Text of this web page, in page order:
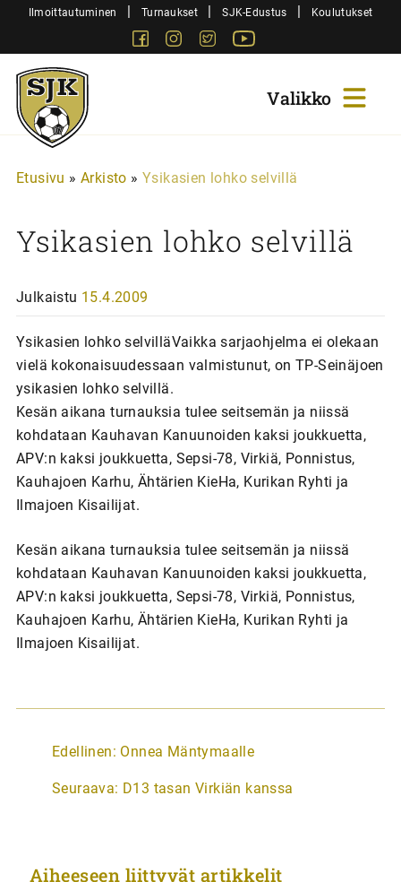
SiirryIlmoittautuminen | Turnaukset | SJK-Edustus | Koulutukset
FacebookInstagram
Twitter
Sjk-
Juniorit
Etusivu » Arkisto » Ysikasien lohko selvillä
Ysikasien lohko selvillä
Julkaistu 15.4.2009
Ysikasien lohko selvilläVaikka sarjaohjelma ei olekaan
vielä kokonaisuudessaan valmistunut, on TP-Seinäjoen
ysikasien lohko selvillä.
Kesän aikana turnauksia tulee seitsemän ja niissä
kohdataan Kauhavan Kanuunoiden kaksi joukkuetta,
APV:n kaksi joukkuetta, Sepsi-78, Virkiä, Ponnistus,
Kauhajoen Karhu, Ähtärien KieHa, Kurikan Ryhti ja
Ilmajoen Kisailijat.
Kesän aikana turnauksia tulee seitsemän ja niissä
kohdataan Kauhavan Kanuunoiden kaksi joukkuetta,
APV:n kaksi joukkuetta, Sepsi-78, Virkiä, Ponnistus,
Kauhajoen Karhu, Ähtärien KieHa, Kurikan Ryhti ja
Ilmajoen Kisailijat.
A
t
Edellinen: Onnea Mäntymaalle
Seuraava: D13 tasan Virkiän kanssa
Aiheeseen liittyvät artikkelit